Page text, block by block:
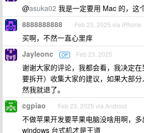
@asuka02 我是一定要用 Mac 的，这
8888888888 Feb 23, 2025 via iPhone
买啊，不然一直心里痒
Jayleonc OP Feb 23, 2025
谢谢大家的评论，我都会看，我决定
要拆开）收集大家的建议，如果大部
然我就退了。
cgpiao Feb 23, 2025 via Android
不做苹果开发要苹果电脑没啥用啊，多
windows 台式机才是王道